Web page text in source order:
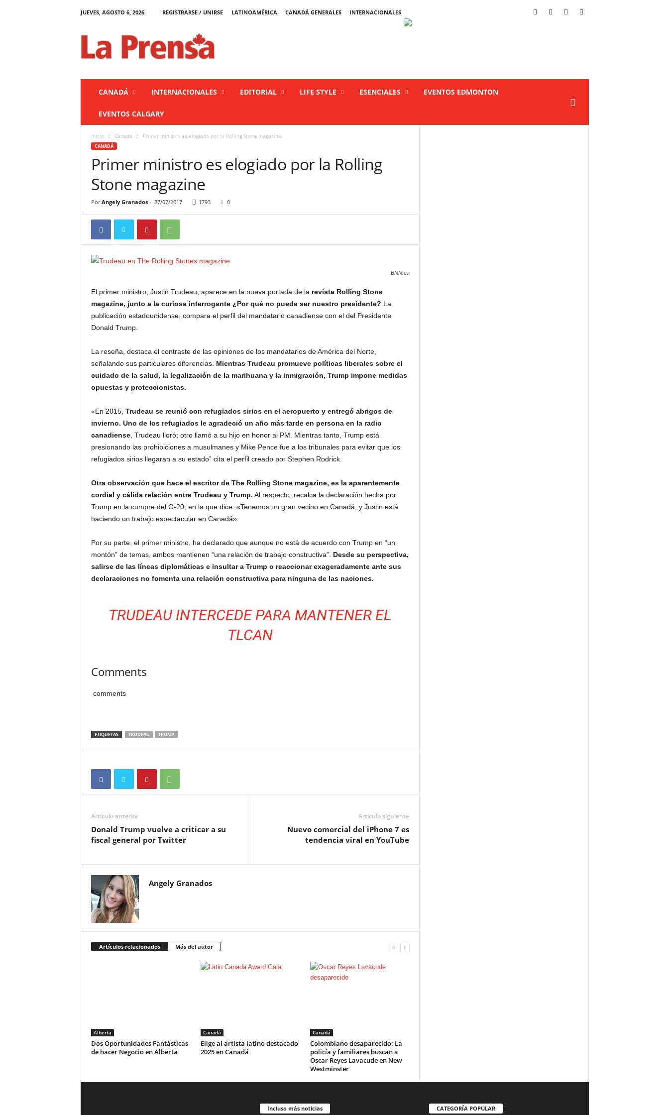
JUEVES, AGOSTO 6, 2026 REGISTRARSE / UNIRSE LATINOAMÉRICA CANADÁ GENERALES
INTERNACIONALES
a
CANADÁ INTERNACIONALES EDITORIAL LIFE STYLE ESENCIALES EVENTOS EDMONTON
EVENTOS CALGARY
Inicio Canadá Primer ministro es elogiado por la Rolling Stone magazine
CANADÁ
Primer ministro es elogiado por la Rolling
Stone magazine
Por Angely Granados- 27/07/2017 1793 0
BNN.ca
El primer ministro, Justin Trudeau, aparece en la nueva portada de la revista Rolling Stone
magazine, junto a la curiosa interrogante ¿Por qué no puede ser nuestro presidente? La
publicación estadounidense, compara el perfil del mandatario canadiense con el del Presidente
Donald Trump.
La reseña, destaca el contraste de las opiniones de los mandatarios de América del Norte,
señalando sus particulares diferencias. Mientras Trudeau promueve políticas liberales sobre el
cuidado de la salud, la legalización de la marihuana y la inmigración, Trump impone medidas
opuestas y proteccionistas.
«En 2015, Trudeau se reunió con refugiados sirios en el aeropuerto y entregó abrigos de
invierno. Uno de los refugiados le agradeció un año más tarde en persona en la radio
canadiense, Trudeau lloró; otro llamó a su hijo en honor al PM. Mientras tanto, Trump está
presionando las prohibiciones a musulmanes y Mike Pence fue a los tribunales para evitar que los
refugiados sirios llegaran a su estado” cita el perfil creado por Stephen Rodrick.
Otra observación que hace el escritor de The Rolling Stone magazine, es la aparentemente
cordial y cálida relación entre Trudeau y Trump. Al respecto, recalca la declaración hecha por
Trump en la cumpre del G-20, en la que dice: «Tenemos un gran vecino en Canadá, y Justin está
haciendo un trabajo espectacular en Canadá».
Por su parte, el primer ministro, ha declarado que aunque no está de acuerdo con Trump en “un
montón” de temas, ambos mantienen “una relación de trabajo constructiva”. Desde su perspectiva,
salirse de las líneas diplomáticas e insultar a Trump o reaccionar exageradamente ante sus
declaraciones no fomenta una relación constructiva para ninguna de las naciones.
TRUDEAU INTERCEDE PARA MANTENER EL
TLCAN
Comments
comments
ETIQUETAS TRUDEAU TRUMP
Artículo anterior
Donald Trump vuelve a criticar a su
fiscal general por Twitter
Artículo siguiente
Nuevo comercial del iPhone 7 es
tendencia viral en YouTube
Angely Granados
Artículos relacionados Más del autor
Alberta
Dos Oportunidades Fantásticas
de hacer Negocio en Alberta
Canadá
Elige al artista latino destacado
2025 en Canadá
Canadá
Colombiano desaparecido: La
policía y familiares buscan a
Oscar Reyes Lavacude en New
Westminster
Incluso más noticias CATEGORÍA POPULAR